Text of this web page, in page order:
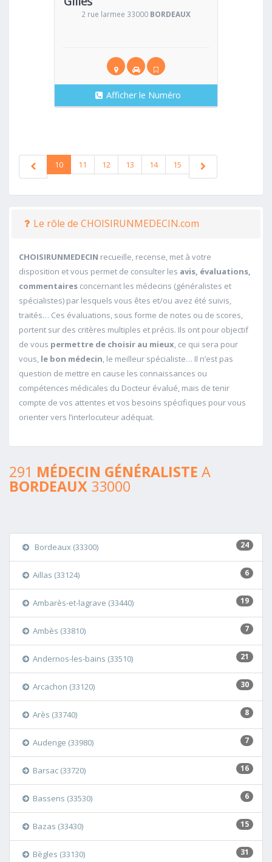
Médecin Généraliste
2 rue larmee 33000 BORDEAUX
Afficher le Numéro
10 11 12 13 14 15
Le rôle de CHOISIRUNMEDECIN.com
CHOISIRUNMEDECIN recueille, recense, met à votre
disposition et vous permet de consulter les avis, évaluations,
commentaires concernant les médecins (généralistes et
spécialistes) par lesquels vous êtes et/ou avez été suivis,
traités… Ces évaluations, sous forme de notes ou de scores,
portent sur des critères multiples et précis. Ils ont pour objectif
de vous permettre de choisir au mieux, ce qui sera pour
vous, le bon médecin, le meilleur spécialiste… Il n’est pas
question de mettre en cause les connaissances ou
compétences médicales du Docteur évalué, mais de tenir
compte de vos attentes et vos besoins spécifiques pour vous
orienter vers l’interlocuteur adéquat.
291 MÉDECIN GÉNÉRALISTE A
BORDEAUX 33000
24
Bordeaux (33300)
6
Aillas (33124)
19
Ambarès-et-lagrave (33440)
7
Ambès (33810)
21
Andernos-les-bains (33510)
30
Arcachon (33120)
8
Arès (33740)
7
Audenge (33980)
16
Barsac (33720)
6
Bassens (33530)
15
Bazas (33430)
31
Bègles (33130)